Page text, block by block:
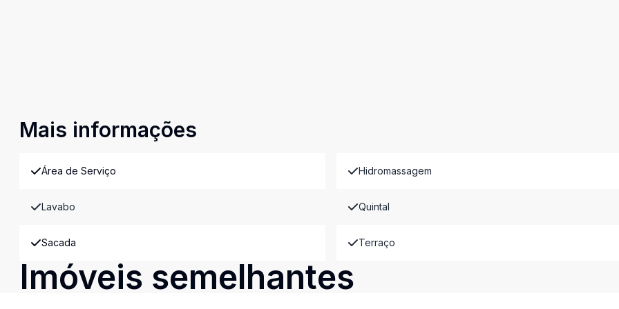
Mais informações
Área de Serviço Hidromassagem
Lavabo Quintal
Sacada Terraço
Imóveis semelhantes